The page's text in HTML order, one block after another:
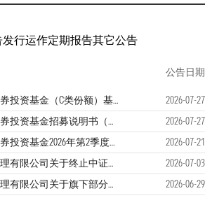
发行运作定期报告其它公告
公告日期
东方红汇享债券型证券投资基金（C类份额）基金产品资料概要更新
2026-07-27
东方红汇享债券型证券投资基金招募说明书（更新）（2026年第1号）
2026-07-27
东方红汇享债券型证券投资基金2026年第2季度报告
2026-07-21
上海东方证券资产管理有限公司关于终止中证金牛（北京）基金销售有限公司基金销售业务的公告
2026-07-03
上海东方证券资产管理有限公司关于旗下部分基金2026年非港股通交易日申购、赎回等业务安排更新的公告
2026-06-29